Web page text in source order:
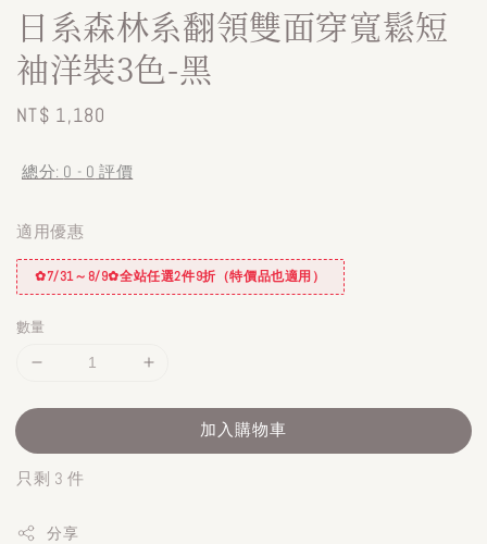
日系森林系翻領雙面穿寬鬆短
袖洋裝3色-黑
Regular
NT$ 1,180
總分: 0 - 0 評價
適用優惠
✿7/31～8/9✿全站任選2件9折（特價品也適用）
數量
加入購物車
只剩 3 件
分享